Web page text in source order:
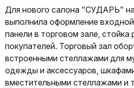
Для нового салона "СУДАРЬ"
выполнила оформление
панели в торговом зале, стойка
покупателей. Торговый зал
встроенными стеллажами для
одежды и аксессуаров,
вместительными стеллажами и